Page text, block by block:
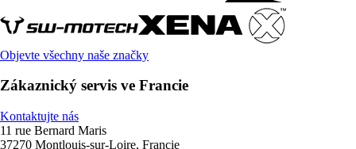
Objevte všechny naše značky
Zákaznický servis ve Francie
Kontaktujte nás
11 rue Bernard Maris
37270 Montlouis-sur-Loire, Francie